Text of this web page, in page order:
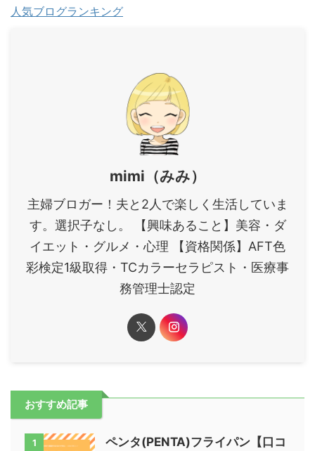
人気ブログランキング
mimi（みみ）
主婦ブロガー！夫と2人で楽しく生活していま
す。選択子なし。 【興味あること】美容・ダ
イエット・グルメ・心理 【資格関係】AFT色
彩検定1級取得・TCカラーセラピスト・医療事
務管理士認定
おすすめ記事
1
ペンタ(PENTA)フライパン【口コ